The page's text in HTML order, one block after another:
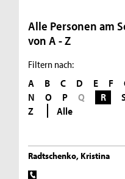
Alle Personen am
von A - Z
Filtern nach:
A B C D E F
N
O P Q R
Z
Alle
Radtschenko, Kristina